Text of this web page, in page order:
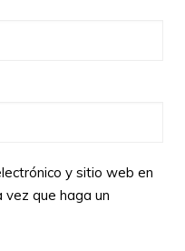
y sitio web en
que haga un